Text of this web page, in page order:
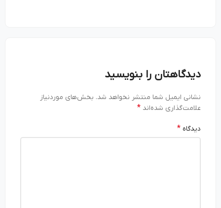
دیدگاهتان را بنویسید
نشانی ایمیل شما منتشر نخواهد شد. بخش‌های موردنیاز
علامت‌گذاری شده‌اند*
دیدگاه*